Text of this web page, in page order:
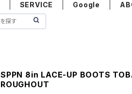
SERVICE Google
SPPN 8in LACE-UP BOOTS
ROUGHOUT